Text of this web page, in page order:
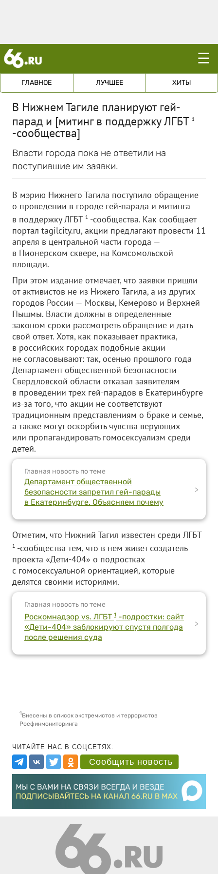
☰
ГЛАВНОЕ ЛУЧШЕЕ ХИТЫ
В Нижнем Тагиле планируют гей-
парад и [митинг в поддержку ЛГБТ 1
-сообщества]
Власти города пока не ответили на
поступившие им заявки.
В мэрию Нижнего Тагила поступило обращение
о проведении в городе гей-парада и митинга
в поддержку ЛГБТ 1 -сообщества. Как сообщает
портал tagilcity.ru, акции предлагают провести 11
апреля в центральной части города —
в Пионерском сквере, на Комсомольской
площади.
При этом издание отмечает, что заявки пришли
от активистов не из Нижего Тагила, а из других
городов России — Москвы, Кемерово и Верхней
Пышмы. Власти должны в определенные
законом сроки рассмотреть обращение и дать
свой ответ. Хотя, как показывает практика,
в российских городах подобные акции
не согласовывают: так, осенью прошлого года
Департамент общественной безопасности
Свердловской области отказал заявителям
в проведении трех гей-парадов в Екатеринбурге
из-за того, что акции не соответствуют
традиционным представлениям о браке и семье,
а также могут оскорбить чувства верующих
или пропагандировать гомосексуализм среди
детей.
Главная новость по теме
Департамент общественной
безопасности запретил гей-парады
в Екатеринбурге. Объясняем почему
>
Отметим, что Нижний Тагил известен среди ЛГБТ
1 -сообщества тем, что в нем живет создатель
проекта «Дети-404» о подростках
с гомосексуальной ориентацией, которые
делятся своими историями.
Главная новость по теме
Роскомнадзор vs. ЛГБТ 1 -подростки: сайт
«Дети-404» заблокируют спустя полгода
после решения суда
>
1Внесены в список экстремистов и террористов
Росфинмониторинга
ЧИТАЙТЕ НАС В СОЦСЕТЯХ:
Сообщить новость